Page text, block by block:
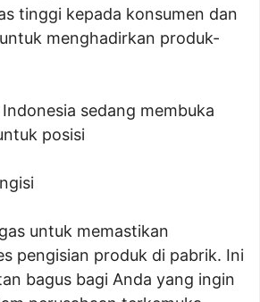
tinggi kepada konsumen dan
menghadirkan produk-
sedang membuka
posisi
untuk memastikan
pengisian produk di pabrik. Ini
bagus bagi Anda yang ingin